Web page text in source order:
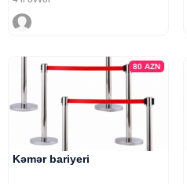
80AZN
Kəmər bariyeri